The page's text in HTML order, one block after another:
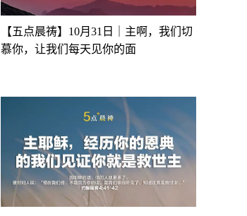
【五点晨祷】10月31日｜主啊，我们切
慕你，让我们每天见你的面